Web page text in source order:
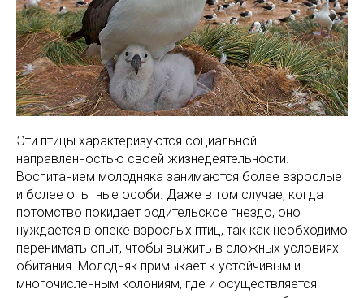
Эти птицы характеризуются социальной
направленностью своей жизнедеятельности.
Воспитанием молодняка занимаются более взрослые
и более опытные особи. Даже в том случае, когда
потомство покидает родительское гнездо, оно
нуждается в опеке взрослых птиц, так как необходимо
перенимать опыт, чтобы выжить в сложных условиях
обитания. Молодняк примыкает к устойчивым и
многочисленным колониям, где и осуществляется